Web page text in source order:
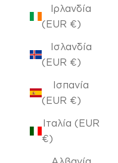
Ιρλανδία
(EUR €)
Ισλανδία
(EUR €)
Ισπανία
(EUR €)
Ιταλία (EUR
€)